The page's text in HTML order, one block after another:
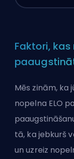
Faktori, kas
Mēs zinām, ka
nopelna ELO
tā, ka jebkurš
un uzreiz